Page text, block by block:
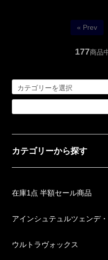
« Prev
177商品
カテゴリーから探す
在庫1点 半額セール商品
アインシュテュルツェンデ
ウルトラヴォックス